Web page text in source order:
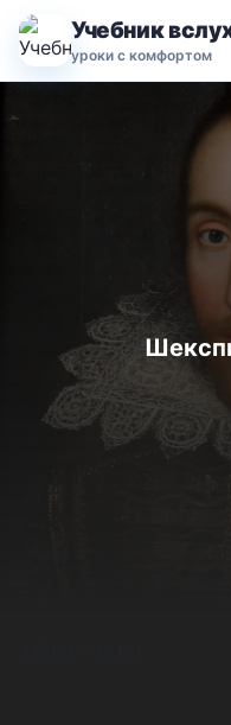
Учебник
уроки с комфортом